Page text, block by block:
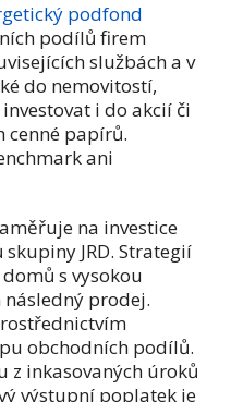
podfond
podílů firem
službách a v
do nemovitostí,
i do akcií či
cenné papírů.
ani
na investice
JRD. Strategií
s vysokou
prodej.
obchodních podílů.
z inkasovaných úroků
výstupní poplatek je